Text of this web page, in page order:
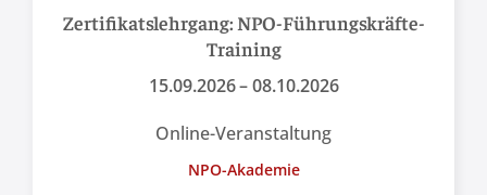
Zertifikats­lehrgang: NPO-Führungs­kräfte-
Training
15.09.2026– 08.10.2026
Online-Veranstaltung
NPO-Akademie